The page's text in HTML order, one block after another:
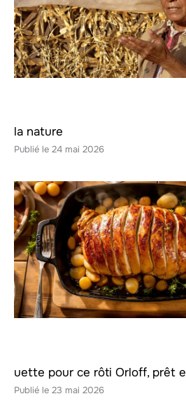
la nature
24 mai 2026
uette pour ce rôti Orloff, prêt
23 mai 2026